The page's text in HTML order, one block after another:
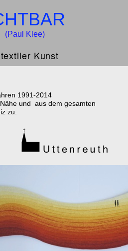
(Paul Klee)
Kunst
1991-2014
und aus dem gesamten
zu.